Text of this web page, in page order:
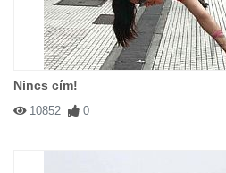
Nincs cím!
10852 0